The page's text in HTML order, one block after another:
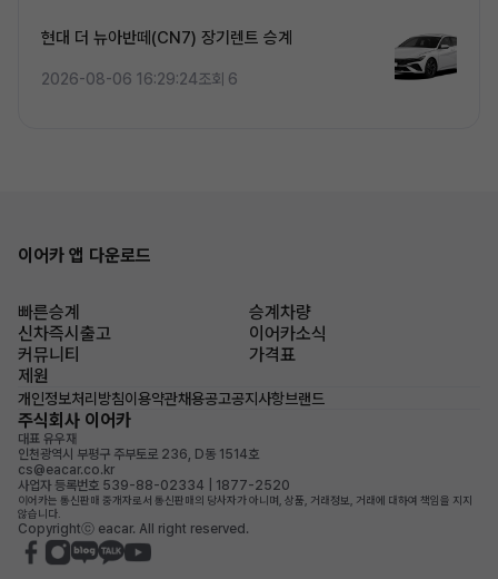
현대 더 뉴아반떼(CN7) 장기렌트 승계
2026-08-06 16:29:24조회 6
이어카 앱 다운로드
빠른승계
승계차량
신차즉시출고
이어카소식
커뮤니티
가격표
제원
개인정보처리방침이용약관채용공고공지사항브랜드
주식회사 이어카
대표 유우재
인천광역시 부평구 주부토로 236, D동 1514호
cs@eacar.co.kr
사업자 등록번호 539-88-02334 | 1877-2520
이어카는 통신판매 중개자로서 통신판매의 당사자가 아니며, 상품, 거래정보, 거래에 대하여 책임을 지지
않습니다.
Copyrightⓒ eacar. All right reserved.